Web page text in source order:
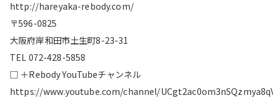
http://hareyaka-rebody.com/
〒596-0825
大阪府岸和田市土生町8-23-31
TEL 072-428-5858
□ ＋Rebody YouTubeチャンネル
https://www.youtube.com/channel/